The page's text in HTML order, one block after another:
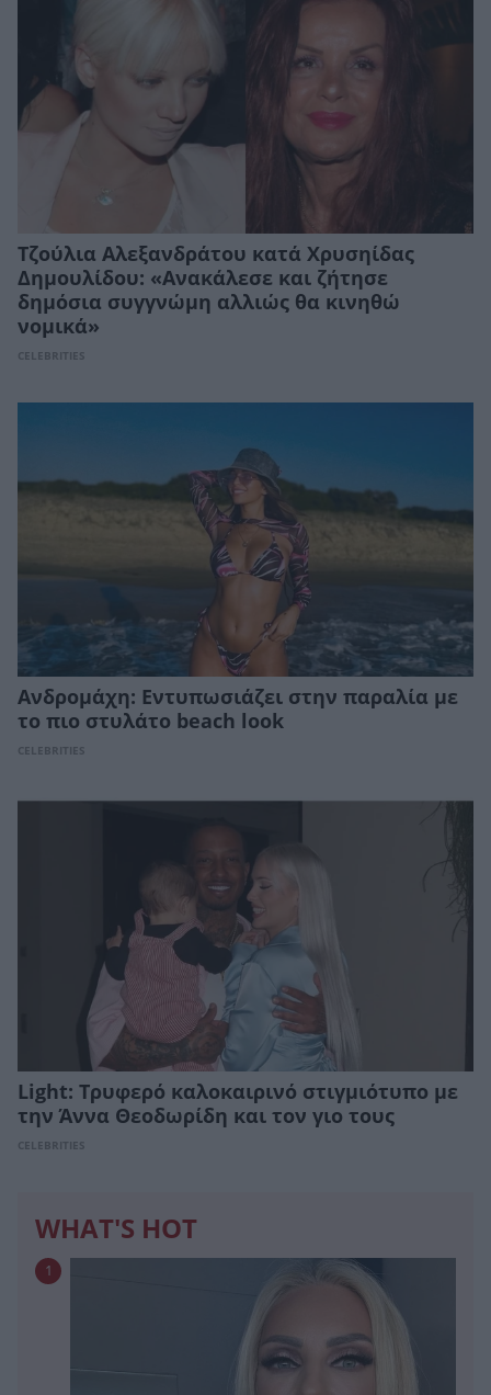
Τζούλια Αλεξανδράτου κατά Χρυσηίδας
Δημουλίδου: «Ανακάλεσε και ζήτησε
δημόσια συγγνώμη αλλιώς θα κινηθώ
νομικά»
CELEBRITIES
Ανδρομάχη: Εντυπωσιάζει στην παραλία με
το πιο στυλάτο beach look
CELEBRITIES
Light: Τρυφερό καλοκαιρινό στιγμιότυπο με
την Άννα Θεοδωρίδη και τον γιο τους
CELEBRITIES
WHAT'S HOT
1